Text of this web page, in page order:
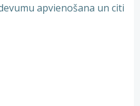
apvienošana un citi